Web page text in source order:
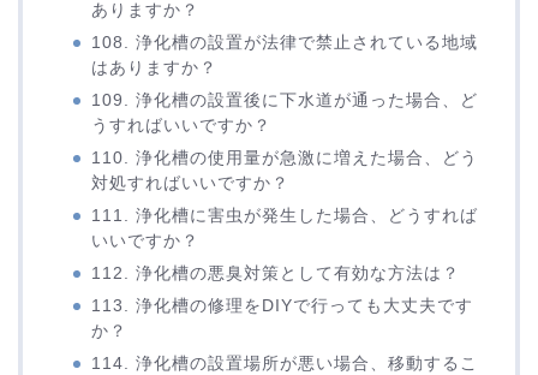
ありますか？
108. 浄化槽の設置が法律で禁止されている地域
はありますか？
109. 浄化槽の設置後に下水道が通った場合、ど
うすればいいですか？
110. 浄化槽の使用量が急激に増えた場合、どう
対処すればいいですか？
111. 浄化槽に害虫が発生した場合、どうすれば
いいですか？
112. 浄化槽の悪臭対策として有効な方法は？
113. 浄化槽の修理をDIYで行っても大丈夫です
か？
114. 浄化槽の設置場所が悪い場合、移動するこ